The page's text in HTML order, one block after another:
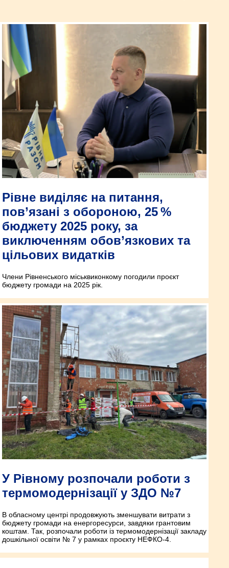
Рівне виділяє на питання,
пов’язані з обороною, 25 %
бюджету 2025 року, за
виключенням обов’язкових та
цільових видатків
Члени Рівненського міськвиконкому погодили проєкт
бюджету громади на 2025 рік.
У Рівному розпочали роботи з
термомодернізації у ЗДО №7
В обласному центрі продовжують зменшувати витрати з
бюджету громади на енергоресурси, завдяки грантовим
коштам. Так, розпочали роботи із термомодернізації закладу
дошкільної освіти № 7 у рамках проєкту НЕФКО-4.